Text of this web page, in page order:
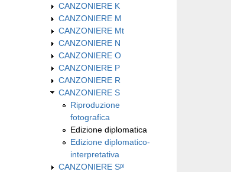
CANZONIERE K
CANZONIERE M
CANZONIERE Mt
CANZONIERE N
CANZONIERE O
CANZONIERE P
CANZONIERE R
CANZONIERE S
Riproduzione
fotografica
Edizione diplomatica
Edizione diplomatico-
interpretativa
CANZONIERE Sᵖˡ